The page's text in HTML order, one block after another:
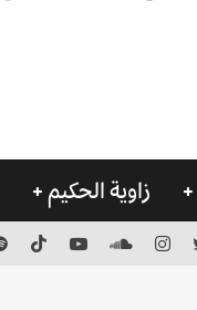
زاوية الحكيم